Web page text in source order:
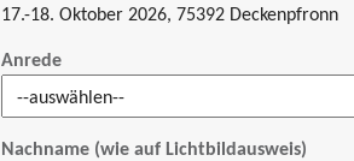
17.-18. Oktober 2026, 75392 Deckenpfronn
Anrede
Nachname (wie auf Lichtbildausweis)